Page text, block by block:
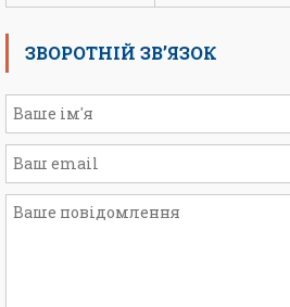
ЗВОРОТНІЙ ЗВ’ЯЗОК